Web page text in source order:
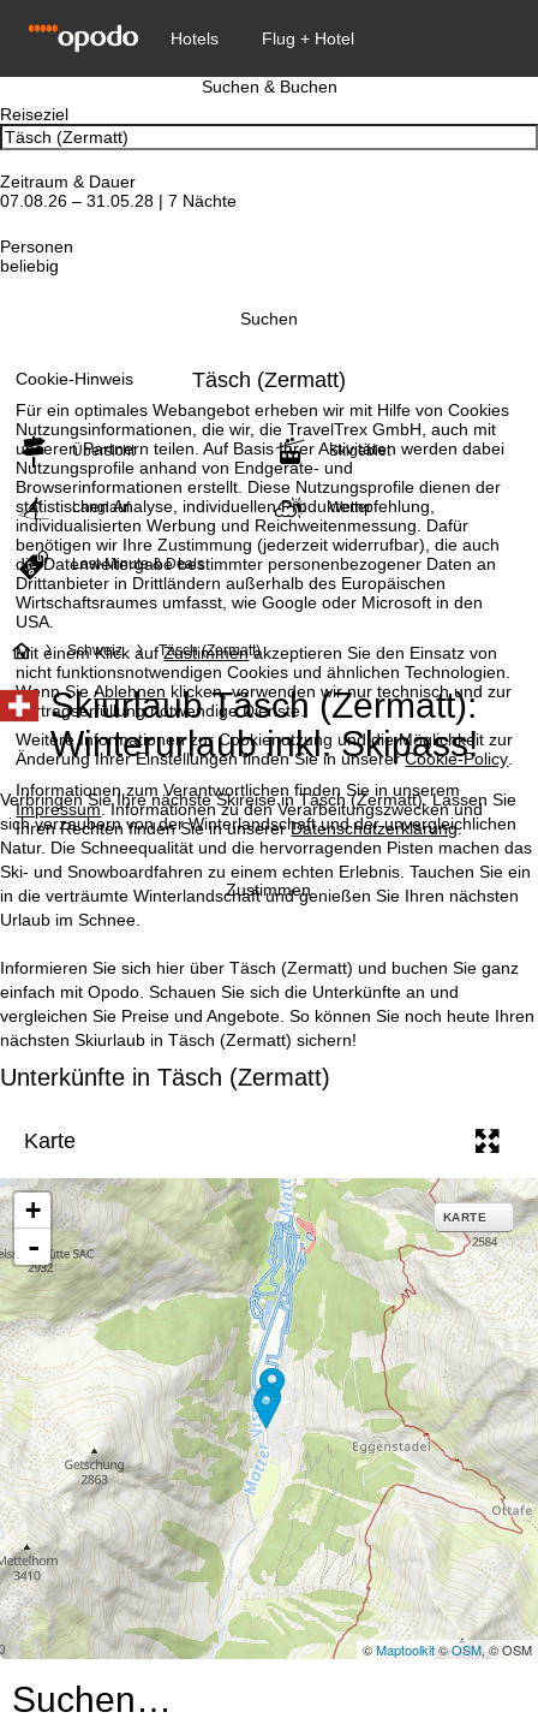
Cookie-Hinweis
Für ein optimales Webangebot erheben wir mit Hilfe von Cookies
Nutzungsinformationen, die wir, die TravelTrex GmbH, auch mit
unseren Partnern teilen. Auf Basis Ihrer Aktivitäten werden dabei
Nutzungsprofile anhand von Endgeräte- und
Browserinformationen erstellt. Diese Nutzungsprofile dienen der
statistischen Analyse, individuellen Produktempfehlung,
individualisierten Werbung und Reichweitenmessung. Dafür
benötigen wir Ihre Zustimmung (jederzeit widerrufbar), die auch
die Datenweitergabe bestimmter personenbezogener Daten an
Drittanbieter in Drittländern außerhalb des Europäischen
Wirtschaftsraumes umfasst, wie Google oder Microsoft in den
USA.
Mit einem Klick aufZustimmenakzeptieren Sie den Einsatz von
nicht funktionsnotwendigen Cookies und ähnlichen Technologien.
Wenn SieAblehnen klicken, verwenden wir nur technisch und zur
Vertragserfüllung notwendige Dienste.
Weitere Informationen zur Cookienutzung und die Möglichkeit zur
Änderung Ihrer Einstellungen finden Sie in unsererCookie-Policy.
Informationen zum Verantwortlichen finden Sie in unserem
Impressum. Informationen zu den Verarbeitungszwecken und
Ihren Rechten finden Sie in unsererDatenschutzerklärung.
Zustimmen
Suchen & Buchen
Reiseziel
Zeitraum & Dauer
07.08.26 – 31.05.28 | 7 Nächte
Personen
beliebig
Suchen
Täsch (Zermatt)
Übersicht Skigebiet
Langlauf Wetter
Last-Minute & Deals
S
t
a
r
t
s
i
t
Schweiz Täsch (Zermatt)
Skiurlaub Täsch (Zermatt):
Winterurlaub inkl. Skipass!
Verbringen Sie Ihre nächste Skireise in Täsch (Zermatt). Lassen Sie
sich verzaubern von der Winterlandschaft und der unvergleichlichen
Natur. Die Schneequalität und die hervorragenden Pisten machen das
Ski- und Snowboardfahren zu einem echten Erlebnis. Tauchen Sie ein
in die verträumte Winterlandschaft und genießen Sie Ihren nächsten
Urlaub im Schnee.
Informieren Sie sich hier über Täsch (Zermatt) und buchen Sie ganz
einfach mit Opodo. Schauen Sie sich die Unterkünfte an und
vergleichen Sie Preise und Angebote. So können Sie noch heute Ihren
nächsten Skiurlaub in Täsch (Zermatt) sichern!
Unterkünfte in Täsch (Zermatt)
Karte
+
-
KARTE
©Maptoolkit©OSM, © OSM
Suchen…